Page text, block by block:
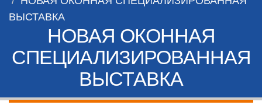
ВЫСТАВКА
НОВАЯ ОКОННАЯ
СПЕЦИАЛИЗИРОВАННАЯ
ВЫСТАВКА